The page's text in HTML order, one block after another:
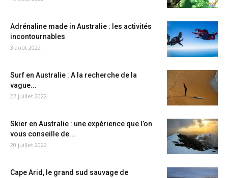
Adrénaline made in Australie : les activités
incontournables
3 août 2022
Surf en Australie : A la recherche de la
vague...
27 juillet 2022
Skier en Australie : une expérience que l’on
vous conseille de...
20 juillet 2022
Cape Arid, le grand sud sauvage de